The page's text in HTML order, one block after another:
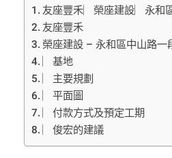
友座豐禾︳榮座建設︳永和
友座豐禾
榮座建設 – 永和區中山路一
︳基地
︳主要規劃
︳平面圖
︳付款方式及預定工期
︳俊宏的建議